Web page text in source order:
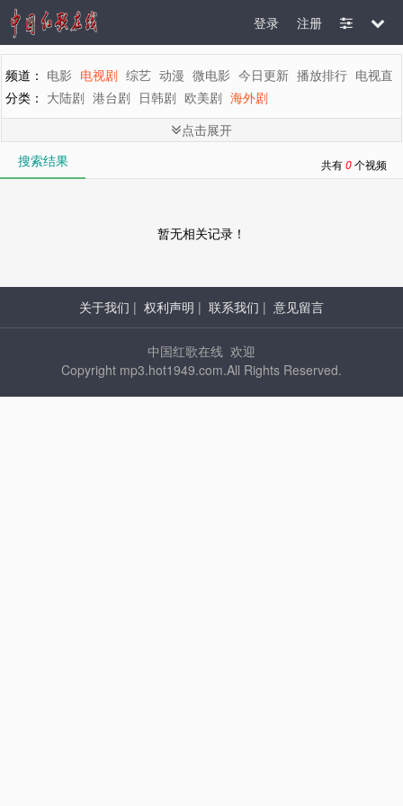
注册
登录
频道： 电影 电视剧 综艺 动漫 微电影 今日更新 播放排行 电视直
分类： 大陆剧 港台剧 日韩剧 欧美剧 海外剧
剧情： 全部 言情 都市 家庭 生活 偶像 喜剧 历史 古装 武侠 刑
地区： 全部 内地 香港 台湾 韩国 泰国 日本 美国 英国 新加坡
年代： 全部 2009 2008 2007
点击展开
搜索结果
共有0个视频
暂无相关记录！
关于我们 | 权利声明 | 联系我们 | 意见留言
中国红歌在线 欢迎
Copyright mp3.hot1949.com.All Rights Reserved.